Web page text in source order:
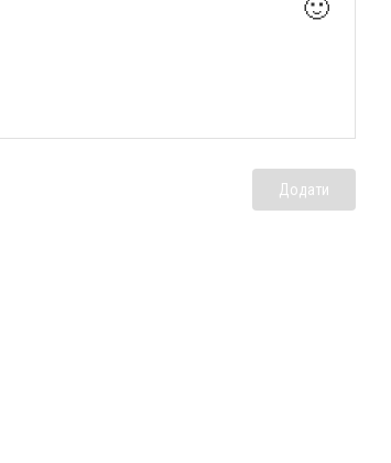
🙂
Додати